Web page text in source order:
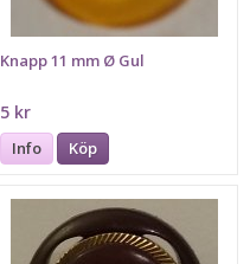
Knapp 11 mm Ø Gul
5 kr
Info Köp